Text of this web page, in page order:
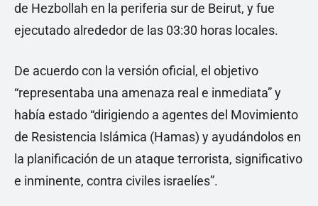
de Hezbollah en la periferia sur de Beirut, y fue
ejecutado alrededor de las 03:30 horas locales.
De acuerdo con la versión oficial, el objetivo
“representaba una amenaza real e inmediata” y
había estado “dirigiendo a agentes del Movimiento
de Resistencia Islámica (Hamas) y ayudándolos en
la planificación de un ataque terrorista, significativo
e inminente, contra civiles israelíes”.